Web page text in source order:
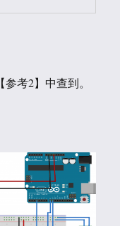
考2】中查到。